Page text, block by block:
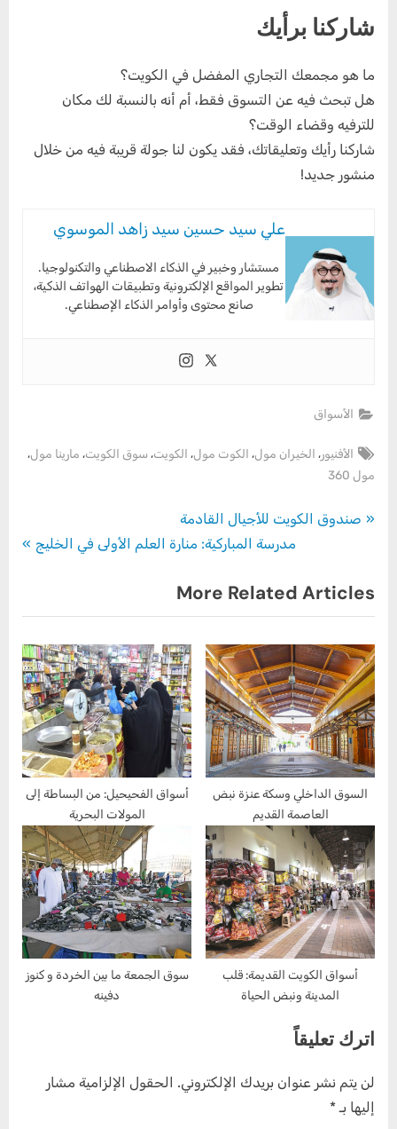
شاركنا برأيك
ما هو مجمعك التجاري المفضل في الكويت؟
هل تبحث فيه عن التسوق فقط، أم أنه بالنسبة لك مكان
للترفيه وقضاء الوقت؟
شاركنا رأيك وتعليقاتك، فقد يكون لنا جولة قريبة فيه من خلال
منشور جديد!
علي سيد حسين سيد زاهد الموسوي
مستشار وخبير في الذكاء الاصطناعي والتكنولوجيا.
تطوير المواقع الإلكترونية وتطبيقات الهواتف الذكية،
صانع محتوى وأوامر الذكاء الإصطناعي.
الأسواق
Tags:
الأفنيور, الخيران مول, الكوت مول, الكويت,سوق الكويت, مارينا مول,
مول 360
تصفّح
P
v
i
o
u
s
P
o
s
t
صندوق الكويت للأجيال القادمة
N
x
t
P
o
s
t
:
مدرسة المباركية: منارة العلم الأولى في الخليج
More Related Articles
السوق الداخلي وسكة عنزة نبض
العاصمة القديم
أسواق الفحيحيل: من البساطة إلى
المولات البحرية
أسواق الكويت القديمة: قلب
المدينة ونبض الحياة
سوق الجمعة ما بين الخردة و كنوز
دفينه
اترك تعليقاً
لن يتم نشر عنوان بريدك الإلكتروني. الحقول الإلزامية مشار
إليها بـ*